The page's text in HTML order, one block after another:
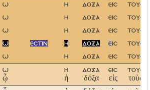
ω η δοξα εισ τουσ
ω η δοξα εισ τουσ
ω η δοξα εισ τουσ
ω εστιν η δοξα εισ τουσ
ω η δοξα εισ τουσ
ω
ᾧ
η
ἡ
δοξα
δόξα
εισ
εἰς
τουσ
τοὺς